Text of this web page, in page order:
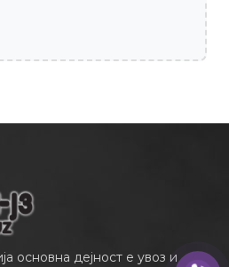
основна дејност е увоз и